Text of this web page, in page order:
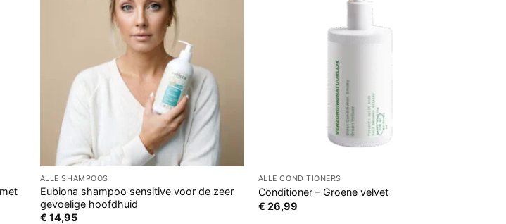
ALLE SHAMPOOS
Eubiona shampoo sensitive voor de zeer
gevoelige hoofdhuid
€ 14,95
ALLE CONDITIONERS
Conditioner – Groene velvet
€ 26,99